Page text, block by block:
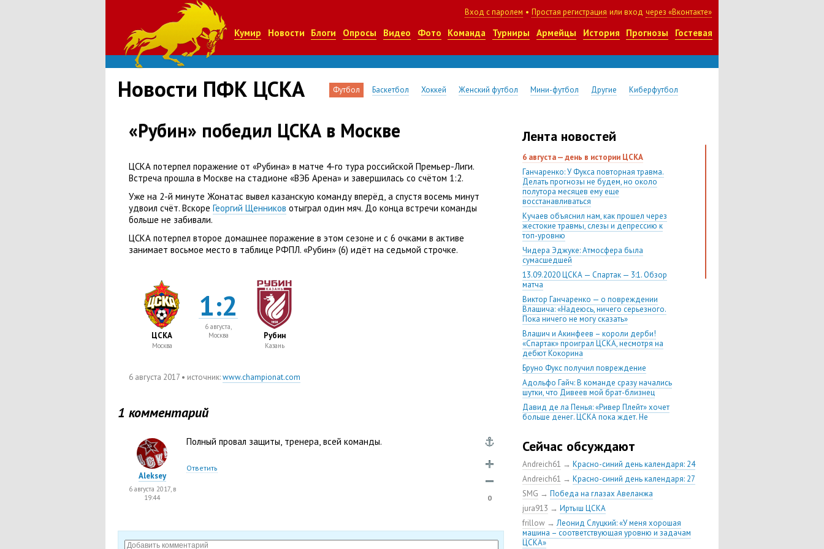
Вход с паролем • Простая регистрация или вход через «Вконтакте»
Кумир Новости Блоги Опросы Видео Фото Команда Турниры Армейцы История Прогнозы Гостевая
Новости ПФК ЦСКА Футбол Баскетбол Хоккей Женский футбол Мини-футбол Другие Киберфутбол
«Рубин» победил ЦСКА в Москве
ЦСКА потерпел поражение от «Рубина» в матче 4-го тура российской Премьер-Лиги.
Встреча прошла в Москве на стадионе «ВЭБ Арена» и завершилась со счётом 1:2.
Уже на 2-й минуте Жонатас вывел казанскую команду вперёд, а спустя восемь минут
удвоил счёт. Вскоре Георгий Щенников отыграл один мяч. До конца встречи команды
больше не забивали.
ЦСКА потерпел второе домашнее поражение в этом сезоне и с 6 очками в активе
занимает восьмое место в таблице РФПЛ. «Рубин» (6) идёт на седьмой строчке.
ЦСКА
Москва
1:2
6 августа,
Москва
Рубин
Казань
6 августа 2017 • источник:www.championat.com
1 комментарий
Полный провал защиты, тренера, всей команды.
Ответить
Aleksey
6 августа 2017, в
19:44
0
Лента новостей
6 августа — день в истории ЦСКА
Ганчаренко: У Фукса повторная травма.
Делать прогнозы не будем, но около
полутора месяцев ему еще
восстанавливаться
Кучаев объяснил нам, как прошел через
жестокие травмы, слезы и депрессию к
топ-уровню
Чидера Эджуке: Атмосфера была
сумасшедшей
13.09.2020 ЦСКА — Спартак — 3:1. Обзор
матча
Виктор Ганчаренко — о повреждении
Влашича: «Надеюсь, ничего серьезного.
Пока ничего не могу сказать»
Влашич и Акинфеев – короли дерби!
«Спартак» проиграл ЦСКА, несмотря на
дебют Кокорина
Бруно Фукс получил повреждение
Адольфо Гайч: В команде сразу начались
шутки, что Дивеев мой брат-близнец
Давид де ла Пенья: «Ривер Плейт» хочет
больше денег. ЦСКА пока ждет. Не
08.08.2020 Химки — ЦСКА — 0:2. Обзор
матча
Первый матч сезона в РПЛ —
увереннейшая победа ЦСКА. Гончаренко
выпустил 11 россиян в старте
Ганчаренко — о Гайче: «Если покупаем за
большие деньги, значит, рассчитываем как
на основного форварда»
Ганчаренко: «Влашича сложно заменить,
но Кучаеву и Дзагоеву сегодня это
Сейчас обсуждают
Andreich61 → Красно-синий день календаря: 24
Andreich61 → Красно-синий день календаря: 27
SMG → Победа на глазах Авеланжа
jura913 → Иртыш ЦСКА
frillow →Леонид Слуцкий: «У меня хорошая
машина – соответствующая уровню и задачам
ЦСКА»